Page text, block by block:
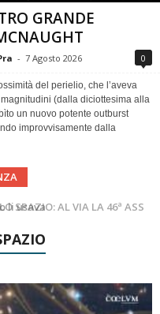
GRANDE
- 7 Agosto 2026 0
del perielio, che l’aveva
(dalla diciottesima alla
un nuovo potente outburst
improvvisamente dalla
FIRENZE CAPITALE MONDIALE DELLO SPAZIO: AL VIA LA 46ª ASSEMBLEA SCIENTIFICA DEL COSPAR
2026